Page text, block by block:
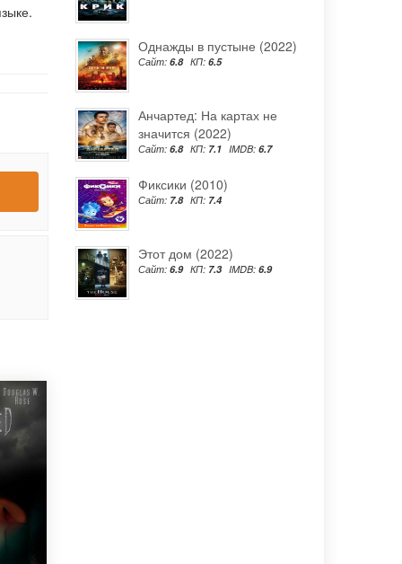
Однажды в пустыне (2022)
Сайт: 6.8 КП: 6.5
Анчартед: На картах не
значится (2022)
Сайт: 6.8 КП: 7.1 IMDB: 6.7
Фиксики (2010)
Сайт: 7.8 КП: 7.4
Этот дом (2022)
Сайт: 6.9 КП: 7.3 IMDB: 6.9